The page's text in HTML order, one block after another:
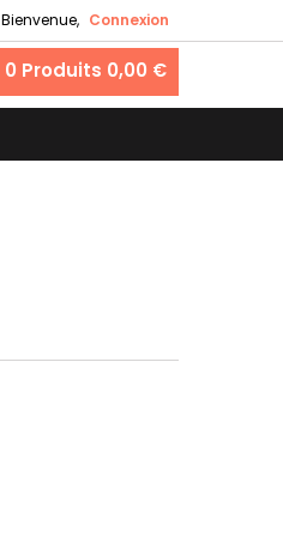
Bienvenue, Connexion
0 Produits 0,00 €